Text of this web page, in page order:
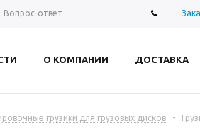
Вопрос-ответ
О КОМПАНИИ ДОСТАВКА
грузики для грузовых дисков -